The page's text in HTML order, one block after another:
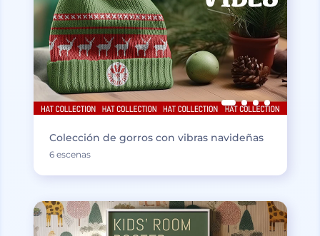
Colección de gorros con vibras navideñas
6 escenas